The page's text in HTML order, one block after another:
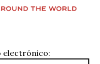
electrónico: